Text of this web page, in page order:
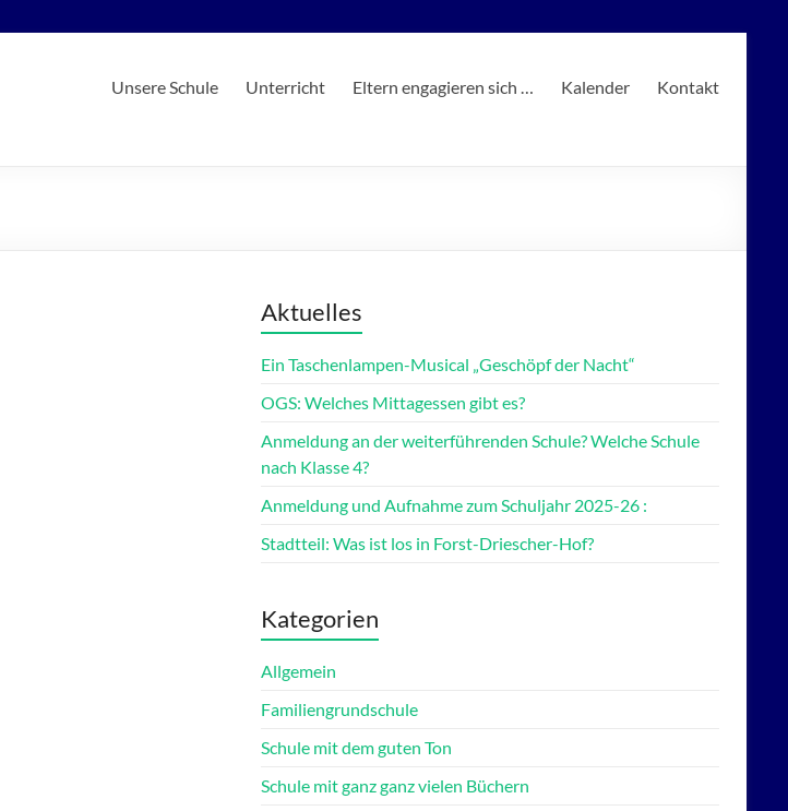
Unsere Schule Unterricht Eltern engagieren sich … Kalender Kontakt
Aktuelles
Ein Taschenlampen-Musical „Geschöpf der Nacht“
OGS: Welches Mittagessen gibt es?
Anmeldung an der weiterführenden Schule? Welche Schule
nach Klasse 4?
Anmeldung und Aufnahme zum Schuljahr 2025-26 :
Stadtteil: Was ist los in Forst-Driescher-Hof?
Kategorien
Allgemein
Familiengrundschule
Schule mit dem guten Ton
Schule mit ganz ganz vielen Büchern